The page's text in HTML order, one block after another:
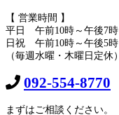
【 営業時間 】
平日 午前10時～午後7時
日祝 午前10時～午後5時
（毎週水曜・木曜日定休）
092-554-8770
まずはご相談ください。